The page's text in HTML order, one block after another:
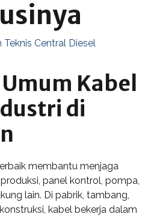
Teknis Central Diesel
Kabel
di
membantu menjaga
panel kontrol, pompa,
lain. Di pabrik, tambang,
kabel bekerja dalam